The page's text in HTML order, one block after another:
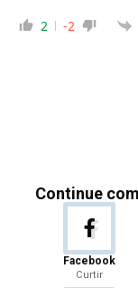
2 -2
Continue
Facebook
Curtir